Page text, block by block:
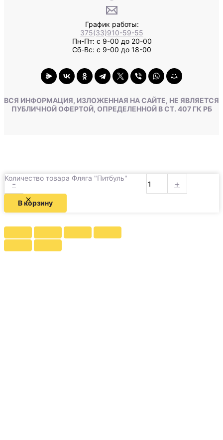
График работы:
375(33)910-59-55
Пн-Пт: с 9-00 до 20-00
Сб-Вс: с 9-00 до 18-00
ВСЯ ИНФОРМАЦИЯ, ИЗЛОЖЕННАЯ НА САЙТЕ, НЕ ЯВЛЯЕТСЯ
ПУБЛИЧНОЙ ОФЕРТОЙ, ОПРЕДЕЛЕННОЙ В СТ. 407 ГК РБ
-
Количество товара Фляга "Питбуль"
+
В корзину